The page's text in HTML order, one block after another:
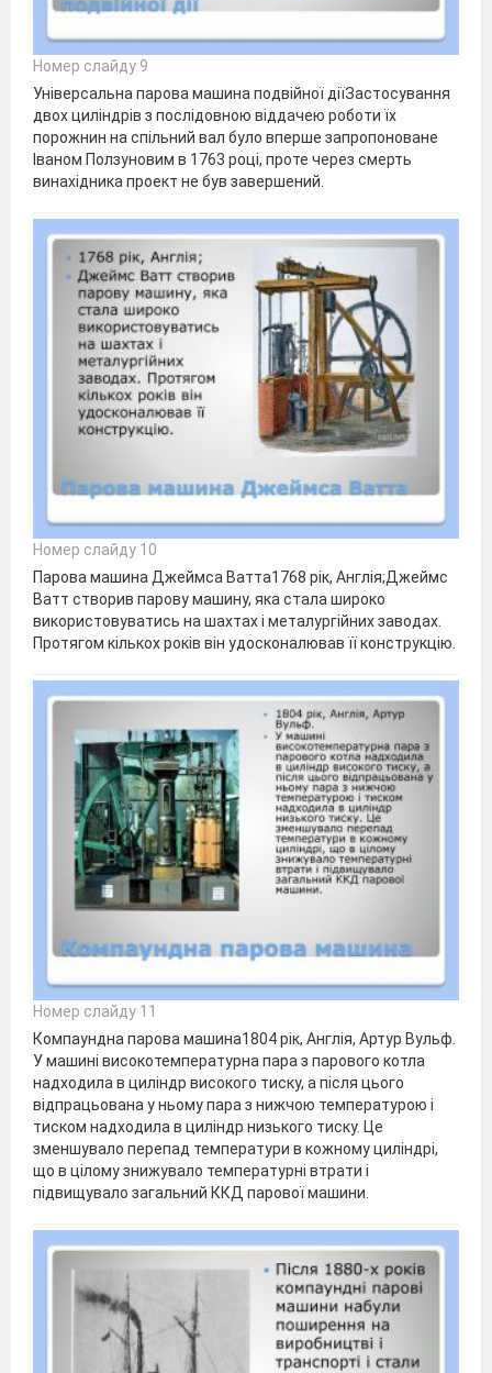
Номер слайду 9
Універсальна парова машина подвійної діїЗастосування
двох циліндрів з послідовною віддачею роботи їх
порожнин на спільний вал було вперше запропоноване
Іваном Ползуновим в 1763 році, проте через смерть
винахідника проект не був завершений.
Номер слайду 10
Парова машина Джеймса Ватта1768 рік, Англія;Джеймс
Ватт створив парову машину, яка стала широко
використовуватись на шахтах і металургійних заводах.
Протягом кількох років він удосконалював її конструкцію.
Номер слайду 11
Компаундна парова машина1804 рік, Англія, Артур Вульф.
У машині високотемпературна пара з парового котла
надходила в циліндр високого тиску, а після цього
відпрацьована у ньому пара з нижчою температурою і
тиском надходила в циліндр низького тиску. Це
зменшувало перепад температури в кожному циліндрі,
що в цілому знижувало температурні втрати і
підвищувало загальний ККД парової машини.